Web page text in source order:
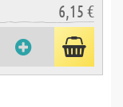
6,15 €